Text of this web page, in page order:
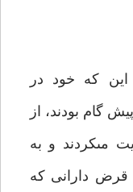
اين كه خود در
گام بودند، از
مى‏كردند و به
قرض دارانى كه